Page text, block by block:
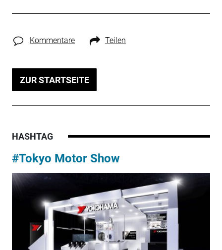
Kommentare Teilen
ZUR STARTSEITE
HASHTAG
#Tokyo Motor Show